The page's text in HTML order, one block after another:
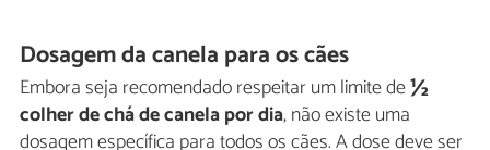
Dosagem da canela para os cães
Embora seja recomendado respeitar um limite de½
colher de chá de canela por dia, não existe uma
dosagem específica para todos os cães. A dose deve ser